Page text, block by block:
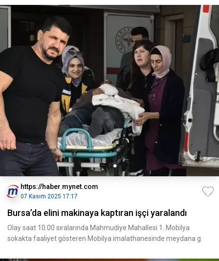
https://haber.mynet.com
07 Kasım 2025 17:17
Bursa’da elini makinaya kaptıran işçi yaralandı
Olay saat 10.00 sıralarında Mahmudiye Mahallesi 1. Mobilya
sokakta faaliyet gösteren Mobilya imalathanesinde meydana g